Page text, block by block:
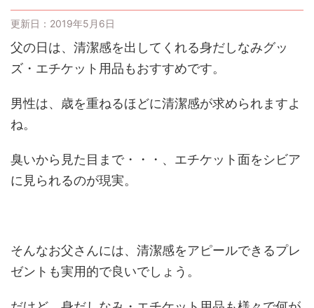
更新日： 2019年5月6日
父の日は、清潔感を出してくれる身だしなみグッ
ズ・エチケット用品もおすすめです。
男性は、歳を重ねるほどに清潔感が求められますよ
ね。
臭いから見た目まで・・・、エチケット面をシビア
に見られるのが現実。
そんなお父さんには、清潔感をアピールできるプレ
ゼントも実用的で良いでしょう。